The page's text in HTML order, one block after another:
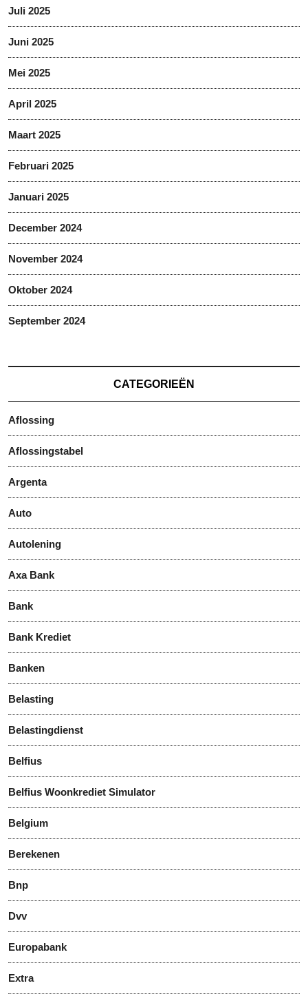
Juli 2025
Juni 2025
Mei 2025
April 2025
Maart 2025
Februari 2025
Januari 2025
December 2024
November 2024
Oktober 2024
September 2024
CATEGORIEËN
Aflossing
Aflossingstabel
Argenta
Auto
Autolening
Axa Bank
Bank
Bank Krediet
Banken
Belasting
Belastingdienst
Belfius
Belfius Woonkrediet Simulator
Belgium
Berekenen
Bnp
Dvv
Europabank
Extra